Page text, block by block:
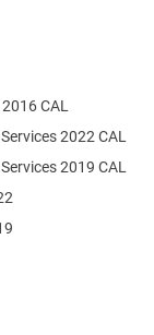
2022 CAL
2019 CAL
CAL